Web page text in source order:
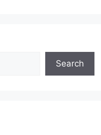
Search